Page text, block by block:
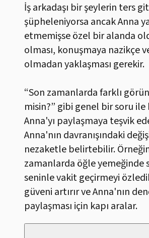
İş arkadaşı bir şeylerin ters
şüpheleniyorsa ancak Anna
etmemişse özel bir alanda
olması, konuşmaya nazikçe
olmadan yaklaşması gerekir.
“Son zamanlarda farklı
misin?” gibi genel bir soru
Anna'yı paylaşmaya teşvik
Anna'nın davranışındaki
nezaketle belirtebilir.
zamanlarda öğle yemeğinde
seninle vakit geçirmeyi
güveni artırır ve Anna'nın
paylaşması için kapı aralar.